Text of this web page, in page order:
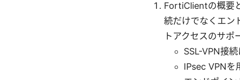
FortiClientの概要
続だけでなくエン
トアクセスのサポ
SSL-VPN接
IPsec VPNを